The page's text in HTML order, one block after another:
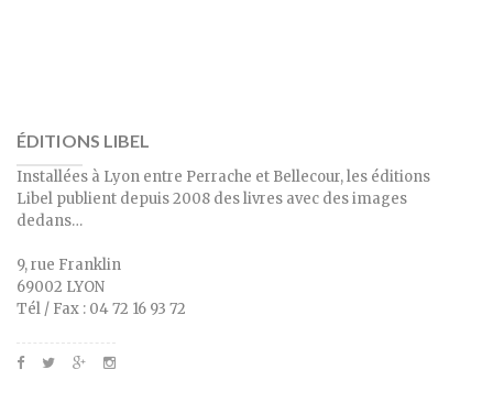
ÉDITIONS LIBEL
Installées à Lyon entre Perrache et Bellecour, les éditions
Libel publient depuis 2008 des livres avec des images
dedans…
9, rue Franklin
69002 LYON
Tél / Fax : 04 72 16 93 72